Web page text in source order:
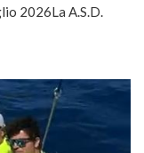
2026La A.S.D.